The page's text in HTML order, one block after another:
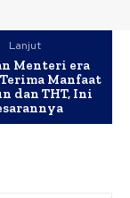
Lanjut
Menteri era
Manfaat
dan THT, Ini